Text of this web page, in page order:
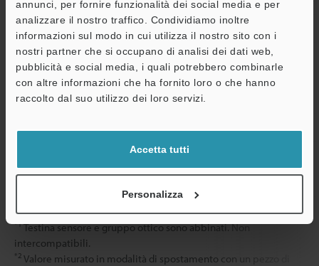
annunci, per fornire funzionalità dei social media e per
analizzare il nostro traffico. Condividiamo inoltre
informazioni sul modo in cui utilizza il nostro sito con i
nostri partner che si occupano di analisi dei dati web,
pubblicità e social media, i quali potrebbero combinarle
con altre informazioni che ha fornito loro o che hanno
raccolto dal suo utilizzo dei loro servizi.
Accetta tutti
Personalizza
Caratteristiche
temperatura
Testina
Gruppo ottico
Materiale Testina
Testina
*1Testina sensore e gruppo ottico sono abbinati. Non
intercompatibili.
*2 Valore misurato in modalità di spostamento con un pezzo di